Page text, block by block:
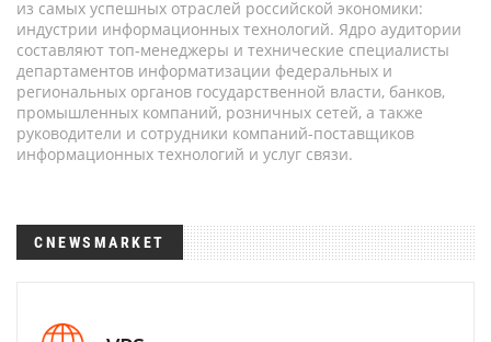
из самых успешных отраслей российской экономики:
индустрии информационных технологий. Ядро аудитории
составляют топ-менеджеры и технические специалисты
департаментов информатизации федеральных и
региональных органов государственной власти, банков,
промышленных компаний, розничных сетей, а также
руководители и сотрудники компаний-поставщиков
информационных технологий и услуг связи.
CNEWSMARKET